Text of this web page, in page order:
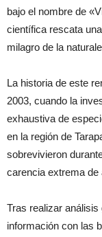
bajo el nombre de
científica rescata
milagro de la
La historia de este
2003, cuando la
exhaustiva de
en la región de
sobrevivieron
carencia extrema de
Tras realizar
información con las